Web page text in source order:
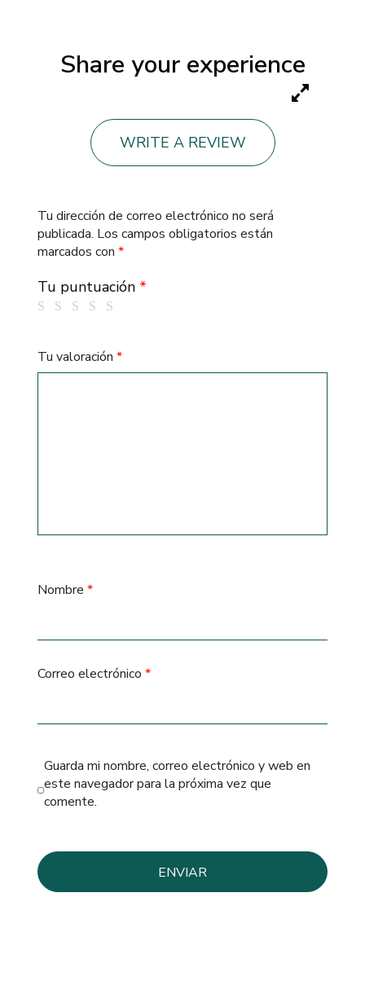
Share your experience
WRITE A REVIEW
Tu dirección de correo electrónico no será
publicada. Los campos obligatorios están
marcados con *
Tu puntuación *
Tu valoración *
Nombre *
Correo electrónico *
Guarda mi nombre, correo electrónico y web en
este navegador para la próxima vez que
comente.